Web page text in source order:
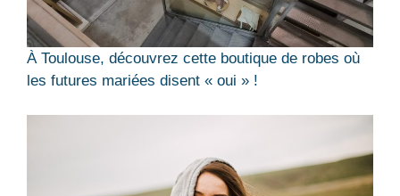
À Toulouse, découvrez cette boutique de robes où
les futures mariées disent « oui » !